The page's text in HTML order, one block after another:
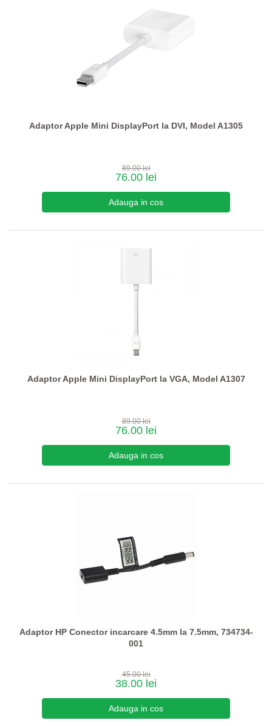
Adaptor Apple Mini DisplayPort la DVI, Model A1305
89.00 lei
76.00 lei
Adaptor Apple Mini DisplayPort la VGA, Model A1307
89.00 lei
76.00 lei
Adaptor HP Conector incarcare 4.5mm la 7.5mm, 734734-
001
45.00 lei
38.00 lei